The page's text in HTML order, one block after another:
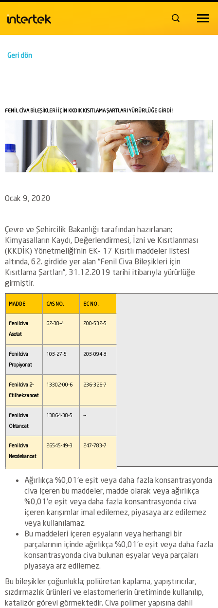
Toggle
Geri dön
FENİL CİVA BİLEŞİKLERİ İÇİN KKDIK KISITLAMA ŞARTLARI YÜRÜRLÜĞE GİRDİ!
Ocak 9, 2020
Çevre ve Şehircilik Bakanlığı tarafından hazırlanan;
Kimyasalların Kaydı, Değerlendirmesi, İzni ve Kısıtlanması
(KKDİK) Yönetmeliği’nin EK- 17 Kısıtlı maddeler listesi
altında, 62. girdide yer alan “Fenil Civa Bileşikleri için
Kısıtlama Şartları”, 31.12.2019 tarihi itibarıyla yürürlüğe
girmiştir.
MADDE CAS NO. EC NO.
Fenilciva
Asetat
62-38-4 200-532-5
Fenilciva
Propiyonat
103-27-5 203-094-3
Fenilciva 2-
Etilhekzanoat
13302-00-6 236-326-7
Fenilciva
Oktanoat
13864-38-5 --
Fenilciva
Neodekanoat
26545-49-3 247-783-7
Ağırlıkça %0,01’e eşit veya daha fazla konsantrasyonda
civa içeren bu maddeler, madde olarak veya ağırlıkça
%0,01’e eşit veya daha fazla konsantrasyonda civa
içeren karışımlar imal edilemez, piyasaya arz edilemez
veya kullanılamaz.
Bu maddeleri içeren eşyaların veya herhangi bir
parçalarının içinde ağırlıkça %0,01’e eşit veya daha fazla
konsantrasyonda civa bulunan eşyalar veya parçaları
piyasaya arz edilemez.
Bu bileşikler çoğunlukla; poliüretan kaplama, yapıştırıcılar,
sızdırmazlık ürünleri ve elastomerlerin üretiminde kullanılıp,
katalizör görevi görmektedir. Civa polimer yapısına dahil